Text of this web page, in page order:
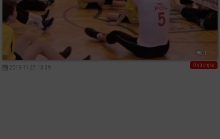
1
Ostrołęka
2019-11-27 13:39